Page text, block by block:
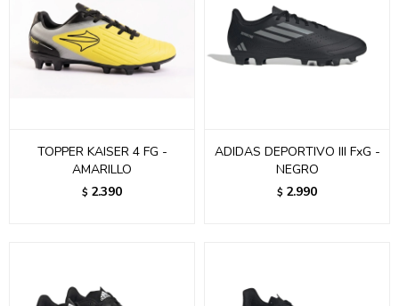
TOPPER KAISER 4 FG -
AMARILLO
$ 2.390
ADIDAS DEPORTIVO III FxG -
NEGRO
$ 2.990